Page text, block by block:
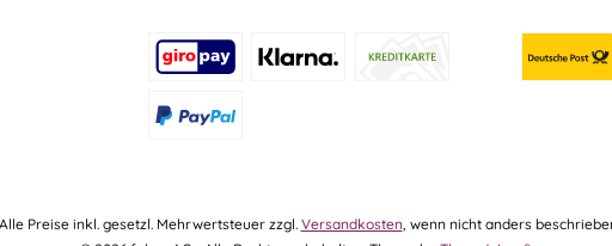
Preise inkl. gesetzl. Mehrwertsteuer zzgl. Versandkosten, wenn nicht anders